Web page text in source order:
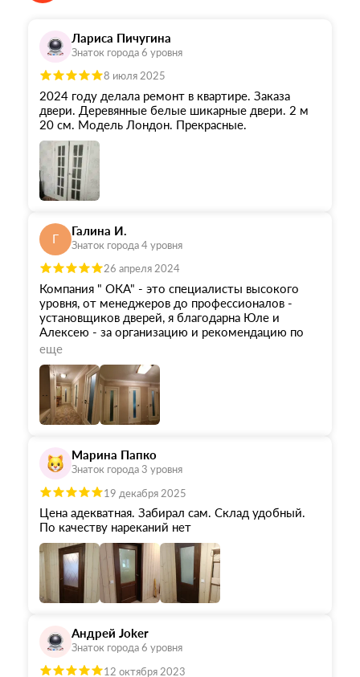
Лариса Пичугина
Знаток города 6 уровня
8 июля 2025
2024 году делала ремонт в квартире. Заказа
двери. Деревянные белые шикарные двери. 2 м
20 см. Модель Лондон. Прекрасные.
Г
Галина И.
Знаток города 4 уровня
26 апреля 2024
Компания " ОКА" - это специалисты высокого
уровня, от менеджеров до профессионалов -
установщиков дверей, я благодарна Юле и
Алексею - за организацию и рекомендацию по
выбору дверей, все четко и быстро по
оформлению договора, устанавливали двери
Сергей и Дмитрий- профи, никаких претензий, я
даже не ожидала, т.к последние 5 лет делаю
ремонты в квартире и знаю как трудно найти
специалистов по ремонту!
еще
Марина Папко
Знаток города 3 уровня
19 декабря 2025
Цена адекватная. Забирал сам. Склад удобный.
По качеству нареканий нет
Андрей Joker
Знаток города 6 уровня
12 октября 2023